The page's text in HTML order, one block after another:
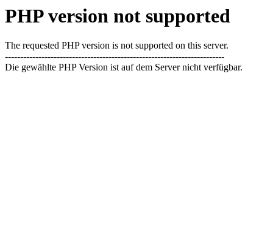
PHP version not supported
The requested PHP version is not supported on this server.
------------------------------------------------------------------------
Die gewählte PHP Version ist auf dem Server nicht verfügbar.